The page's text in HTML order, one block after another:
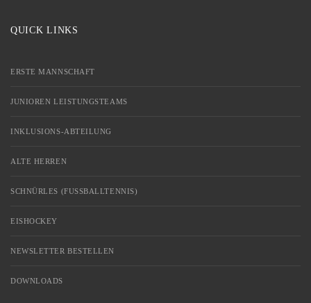
QUICK LINKS
ERSTE MANNSCHAFT
JUNIOREN LEISTUNGSTEAMS
INKLUSIONS-ABTEILUNG
ALTE HERREN
SCHNÜRLES (FUSSBALLTENNIS)
EISHOCKEY
NEWSLETTER BESTELLEN
DOWNLOADS